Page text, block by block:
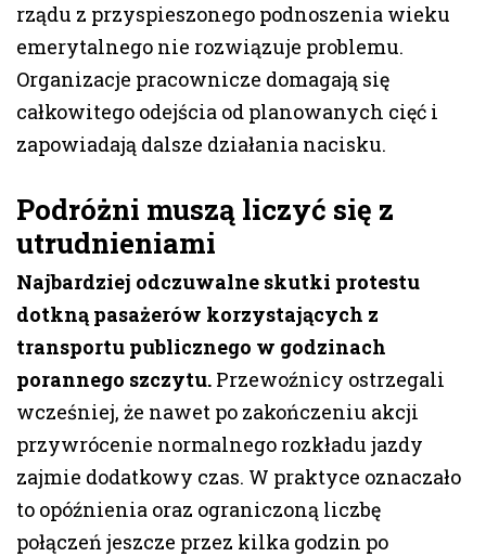
rządu z przyspieszonego podnoszenia wieku
emerytalnego nie rozwiązuje problemu.
Organizacje pracownicze domagają się
całkowitego odejścia od planowanych cięć i
zapowiadają dalsze działania nacisku.
Podróżni muszą liczyć się z
utrudnieniami
Najbardziej odczuwalne skutki protestu
dotkną pasażerów korzystających z
transportu publicznego w godzinach
porannego szczytu. Przewoźnicy ostrzegali
wcześniej, że nawet po zakończeniu akcji
przywrócenie normalnego rozkładu jazdy
zajmie dodatkowy czas. W praktyce oznaczało
to opóźnienia oraz ograniczoną liczbę
połączeń jeszcze przez kilka godzin po